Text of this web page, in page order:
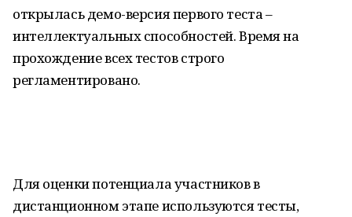
открылась демо-версия первого теста –
интеллектуальных способностей. Время на
прохождение всех тестов строго
регламентировано.
Для оценки потенциала участников в
дистанционном этапе используются тесты,